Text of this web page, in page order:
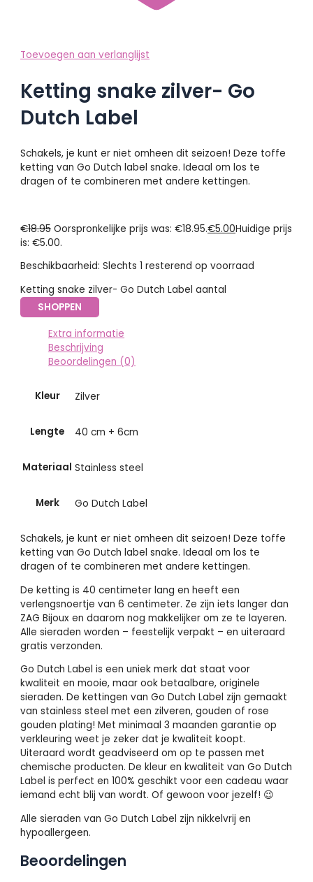
Toevoegen aan verlanglijst
Ketting snake zilver- Go
Dutch Label
Schakels, je kunt er niet omheen dit seizoen! Deze toffe
ketting van Go Dutch label snake. Ideaal om los te
dragen of te combineren met andere kettingen.
€18.95 Oorspronkelijke prijs was: €18.95.€5.00Huidige prijs
is: €5.00.
Beschikbaarheid: Slechts 1 resterend op voorraad
Ketting snake zilver- Go Dutch Label aantal
SHOPPEN
Extra informatie
Beschrijving
Beoordelingen (0)
Kleur Zilver
Lengte 40 cm + 6cm
Materiaal Stainless steel
Merk Go Dutch Label
Schakels, je kunt er niet omheen dit seizoen! Deze toffe
ketting van Go Dutch label snake. Ideaal om los te
dragen of te combineren met andere kettingen.
De ketting is 40 centimeter lang en heeft een
verlengsnoertje van 6 centimeter. Ze zijn iets langer dan
ZAG Bijoux en daarom nog makkelijker om ze te layeren.
Alle sieraden worden – feestelijk verpakt – en uiteraard
gratis verzonden.
Go Dutch Label is een uniek merk dat staat voor
kwaliteit en mooie, maar ook betaalbare, originele
sieraden. De kettingen van Go Dutch Label zijn gemaakt
van stainless steel met een zilveren, gouden of rose
gouden plating! Met minimaal 3 maanden garantie op
verkleuring weet je zeker dat je kwaliteit koopt.
Uiteraard wordt geadviseerd om op te passen met
chemische producten. De kleur en kwaliteit van Go Dutch
Label is perfect en 100% geschikt voor een cadeau waar
iemand echt blij van wordt. Of gewoon voor jezelf! 😉
Alle sieraden van Go Dutch Label zijn nikkelvrij en
hypoallergeen.
Beoordelingen